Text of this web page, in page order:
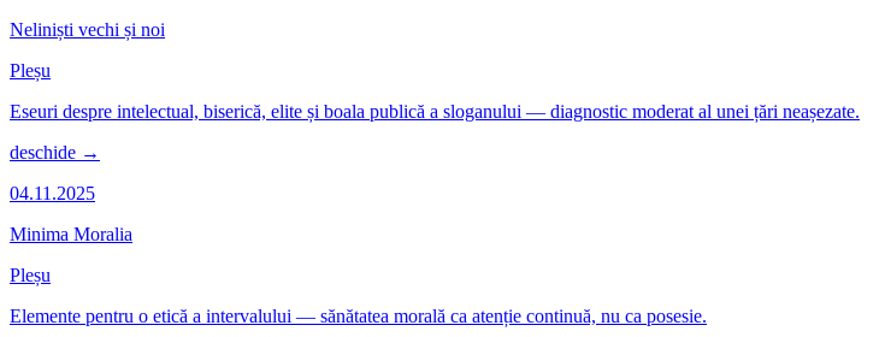
Neliniști vechi și noi
Pleșu
Eseuri despre intelectual, biserică, elite și boala publică a sloganului — diagnostic moderat al unei țări neașezate.
deschide →
04.11.2025
Minima Moralia
Pleșu
Elemente pentru o etică a intervalului — sănătatea morală ca atenție continuă, nu ca posesie.